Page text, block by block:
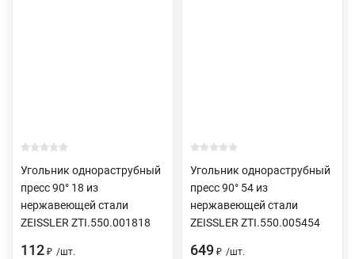
Угольник однораструбный
пресс 90° 18 из
нержавеющей стали
ZEISSLER ZTI.550.001818
112 ₽ /шт.
Угольник однораструбный
пресс 90° 54 из
нержавеющей стали
ZEISSLER ZTI.550.005454
649 ₽ /шт.